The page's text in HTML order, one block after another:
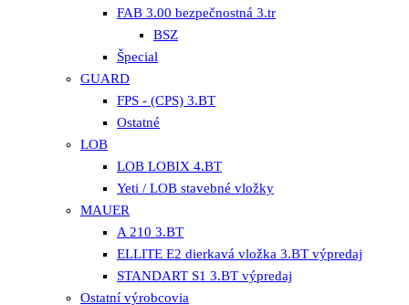
FAB 3.00 bezpečnostná 3.tr
BSZ
Špecial
GUARD
FPS - (CPS) 3.BT
Ostatné
LOB
LOB LOBIX 4.BT
Yeti / LOB stavebné vložky
MAUER
A 210 3.BT
ELLITE E2 dierkavá vložka 3.BT výpredaj
STANDART S1 3.BT výpredaj
Ostatní výrobcovia